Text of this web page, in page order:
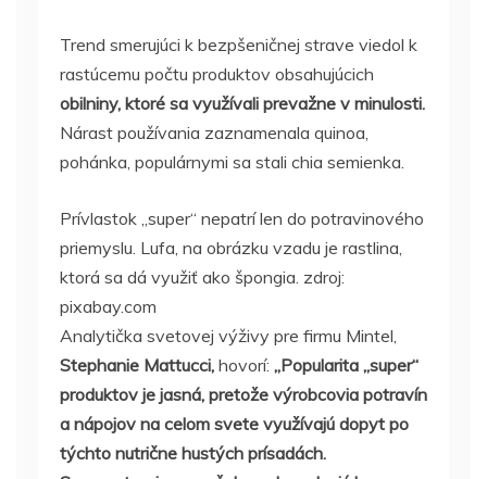
Trend smerujúci k bezpšeničnej strave viedol k
rastúcemu počtu produktov obsahujúcich
obilniny, ktoré sa využívali prevažne v minulosti.
Nárast používania zaznamenala quinoa,
pohánka, populárnymi sa stali chia semienka.
Prívlastok „super“ nepatrí len do potravinového
priemyslu. Lufa, na obrázku vzadu je rastlina,
ktorá sa dá využiť ako špongia. zdroj:
pixabay.com
Analytička svetovej výživy pre firmu Mintel,
Stephanie Mattucci, hovorí: „Popularita „super“
produktov je jasná, pretože výrobcovia potravín
a nápojov na celom svete využívajú dopyt po
týchto nutrične hustých prísadách.